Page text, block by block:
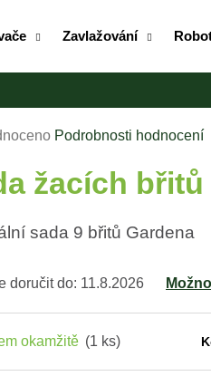
Zavlažování
Podrobnosti hodnocení
žacích břitů
sada 9 břitů Gardena
doručit do: 11.8.2026
okamžitě (1 ks)